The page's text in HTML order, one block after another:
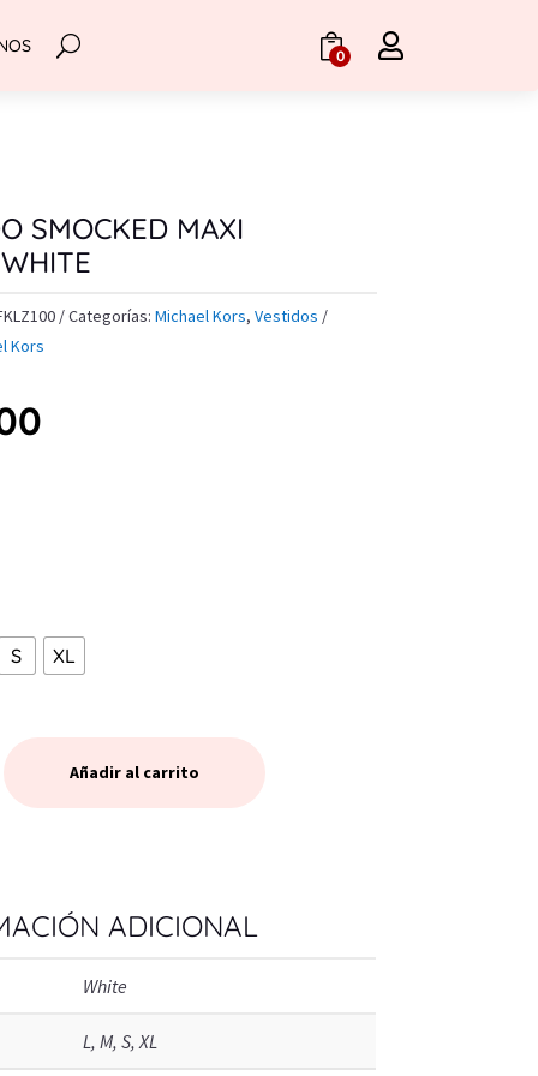
0 
SMOCKED MAXI
Categorías: Michael Kors, Vestidos
Kors
S XL
Añadir al carrito
ADICIONAL
White
L, M, S, XL